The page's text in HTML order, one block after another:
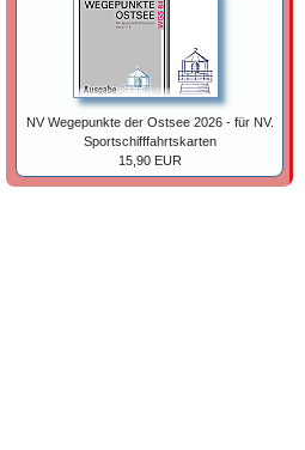
NV Wegepunkte der Ostsee 2026 - für NV.
Sportschifffahrtskarten
15,90 EUR